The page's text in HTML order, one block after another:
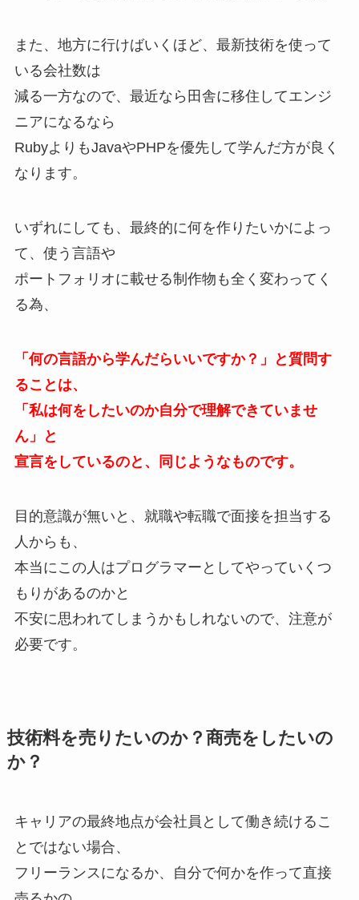
また、地方に行けばいくほど、最新技術を使って
いる会社数は
減る一方なので、最近なら田舎に移住してエンジ
ニアになるなら
RubyよりもJavaやPHPを優先して学んだ方が良く
なります。
いずれにしても、最終的に何を作りたいかによっ
て、使う言語や
ポートフォリオに載せる制作物も全く変わってく
る為、
「何の言語から学んだらいいですか？」と質問す
ることは、
「私は何をしたいのか自分で理解できていませ
ん」と
宣言をしているのと、同じようなものです。
目的意識が無いと、就職や転職で面接を担当する
人からも、
本当にこの人はプログラマーとしてやっていくつ
もりがあるのかと
不安に思われてしまうかもしれないので、注意が
必要です。
技術料を売りたいのか？商売をしたいの
か？
キャリアの最終地点が会社員として働き続けるこ
とではない場合、
フリーランスになるか、自分で何かを作って直接